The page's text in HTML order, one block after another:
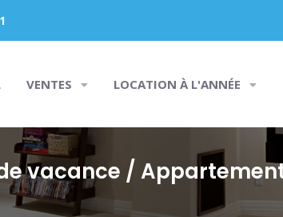
VENTES LOCATION À L'ANNÉE
vacance /